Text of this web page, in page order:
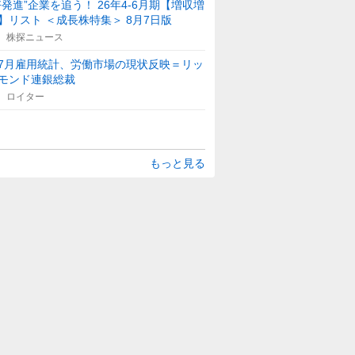
発進”企業を追う！ 26年4-6月期【増収増
リスト ＜成長株特集＞ 8月7日版
株探ニュース
月雇用統計、労働市場の現状反映＝リッ
ンド連銀総裁
ロイター
もっと見る